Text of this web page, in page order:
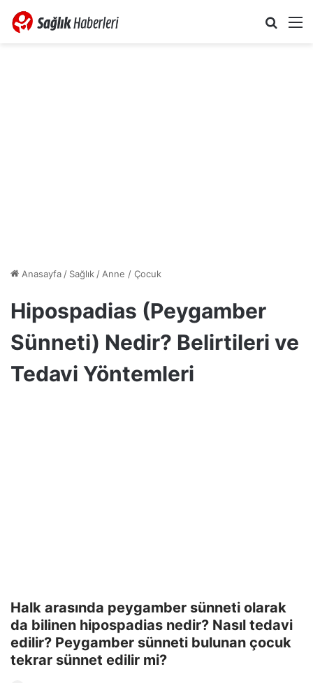
Anasayfa/ Sağlık/Anne / Çocuk
Hipospadias (Peygamber
Sünneti) Nedir? Belirtileri ve
Tedavi Yöntemleri
Halk arasında peygamber sünneti olarak
da bilinen hipospadias nedir? Nasıl tedavi
edilir? Peygamber sünneti bulunan çocuk
tekrar sünnet edilir mi?